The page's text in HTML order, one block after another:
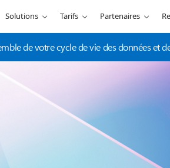
Solutions Tarifs Partenaires
de votre cycle de vie des données et